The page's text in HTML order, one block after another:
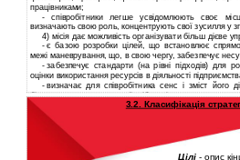
працівниками;
- співробітники легше усвідомлюють своє
визначають свою роль, концентрують свої зусилля у
4) місія дає можливість організувати більш дієве
- є базою розробки цілей, що встановлює
межі маневрування, що, в свою чергу, забезпечує
- забезпечує стандарти (на рівні підходів) для
оцінки використання ресурсів в діяльності
- визначає для співробітника сенс і зміст його
більш повно проявити свої здібності.
3.2. Класифікація
Цілі - опис